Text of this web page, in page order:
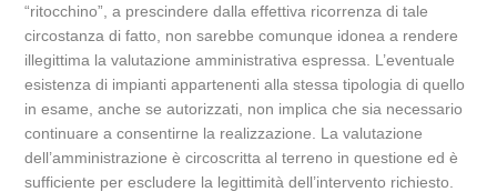
“ritocchino”, a prescindere dalla effettiva ricorrenza di tale
circostanza di fatto, non sarebbe comunque idonea a rendere
illegittima la valutazione amministrativa espressa. L’eventuale
esistenza di impianti appartenenti alla stessa tipologia di quello
in esame, anche se autorizzati, non implica che sia necessario
continuare a consentirne la realizzazione. La valutazione
dell’amministrazione è circoscritta al terreno in questione ed è
sufficiente per escludere la legittimità dell’intervento richiesto.